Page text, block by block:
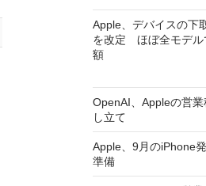
Apple、デバイスの下
を改定 ほぼ全モデル
額
OpenAI、Appleの営
し立て
Apple、9月のiPhone
準備